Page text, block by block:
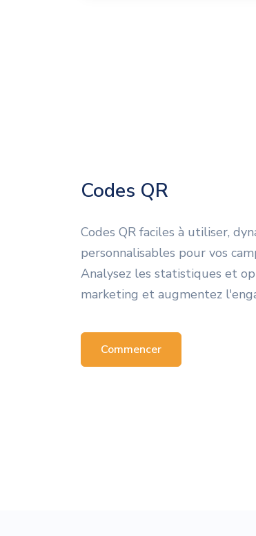
Codes QR
Codes QR faciles à utiliser,
personnalisables pour vos
Analysez les statistiques et
marketing et augmentez
Commencer